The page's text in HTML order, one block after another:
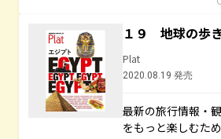
１９ 地球の歩
Plat
2020.08.19 発売
最新の旅行情報・
をもっと楽しむた